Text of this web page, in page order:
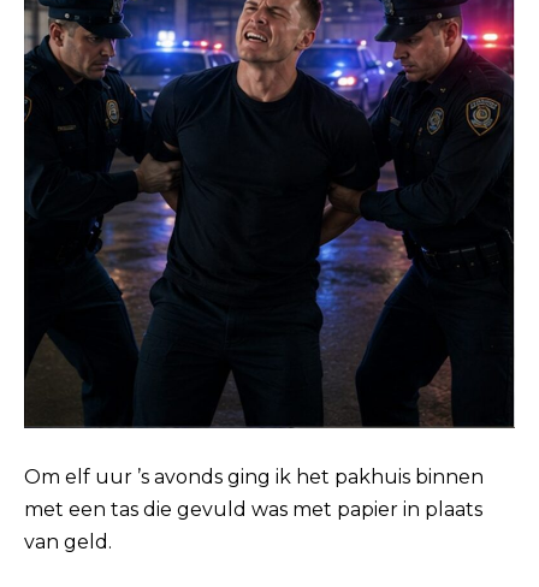
Om elf uur ’s avonds ging ik het pakhuis binnen
met een tas die gevuld was met papier in plaats
van geld.